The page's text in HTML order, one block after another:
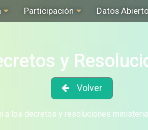
Participación Datos
y
Volver
a los decretos y resoluciones